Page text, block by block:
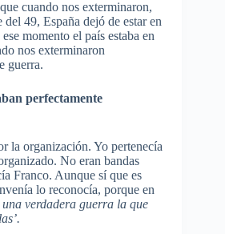
cuando nos exterminaron,
49, España dejó de estar en
momento el país estaba en
nos exterminaron
guerra.
perfectamente
la organización. Yo pertenecía
No eran bandas
Franco. Aunque sí que es
lo reconocía, porque en
una verdadera guerra la que